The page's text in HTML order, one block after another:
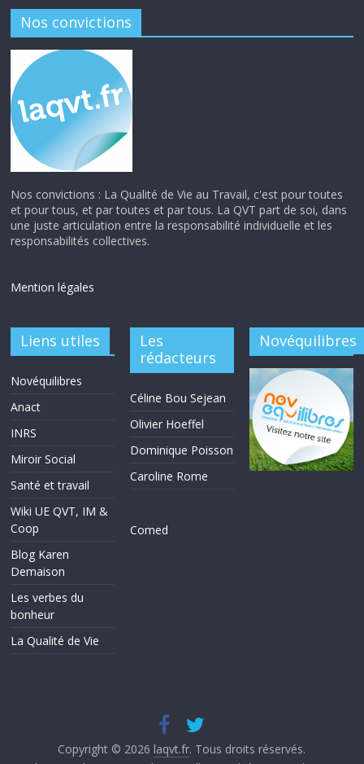
Nos convictions
Nos convictions : La Qualité de Vie au Travail, c'est pour toutes
et pour tous, et par toutes et par tous. La QVT part de soi, dans
une juste articulation entre la responsabilité individuelle et les
responsabilités collectives.
Mention légales
Liens utiles
Novéquilibres
Anact
INRS
Miroir Social
Santé et travail
Wiki UE QVT, IM &
Coop
Blog Karen
Demaison
Les verbes du
bonheur
La Qualité de Vie
Les
rédacteurs
Céline Bou Sejean
Olivier Hoeffel
Dominique Poisson
Caroline Rome
Comed
Novéquilibres
Copyright © 2026 laqvt.fr. Tous droits réservés.